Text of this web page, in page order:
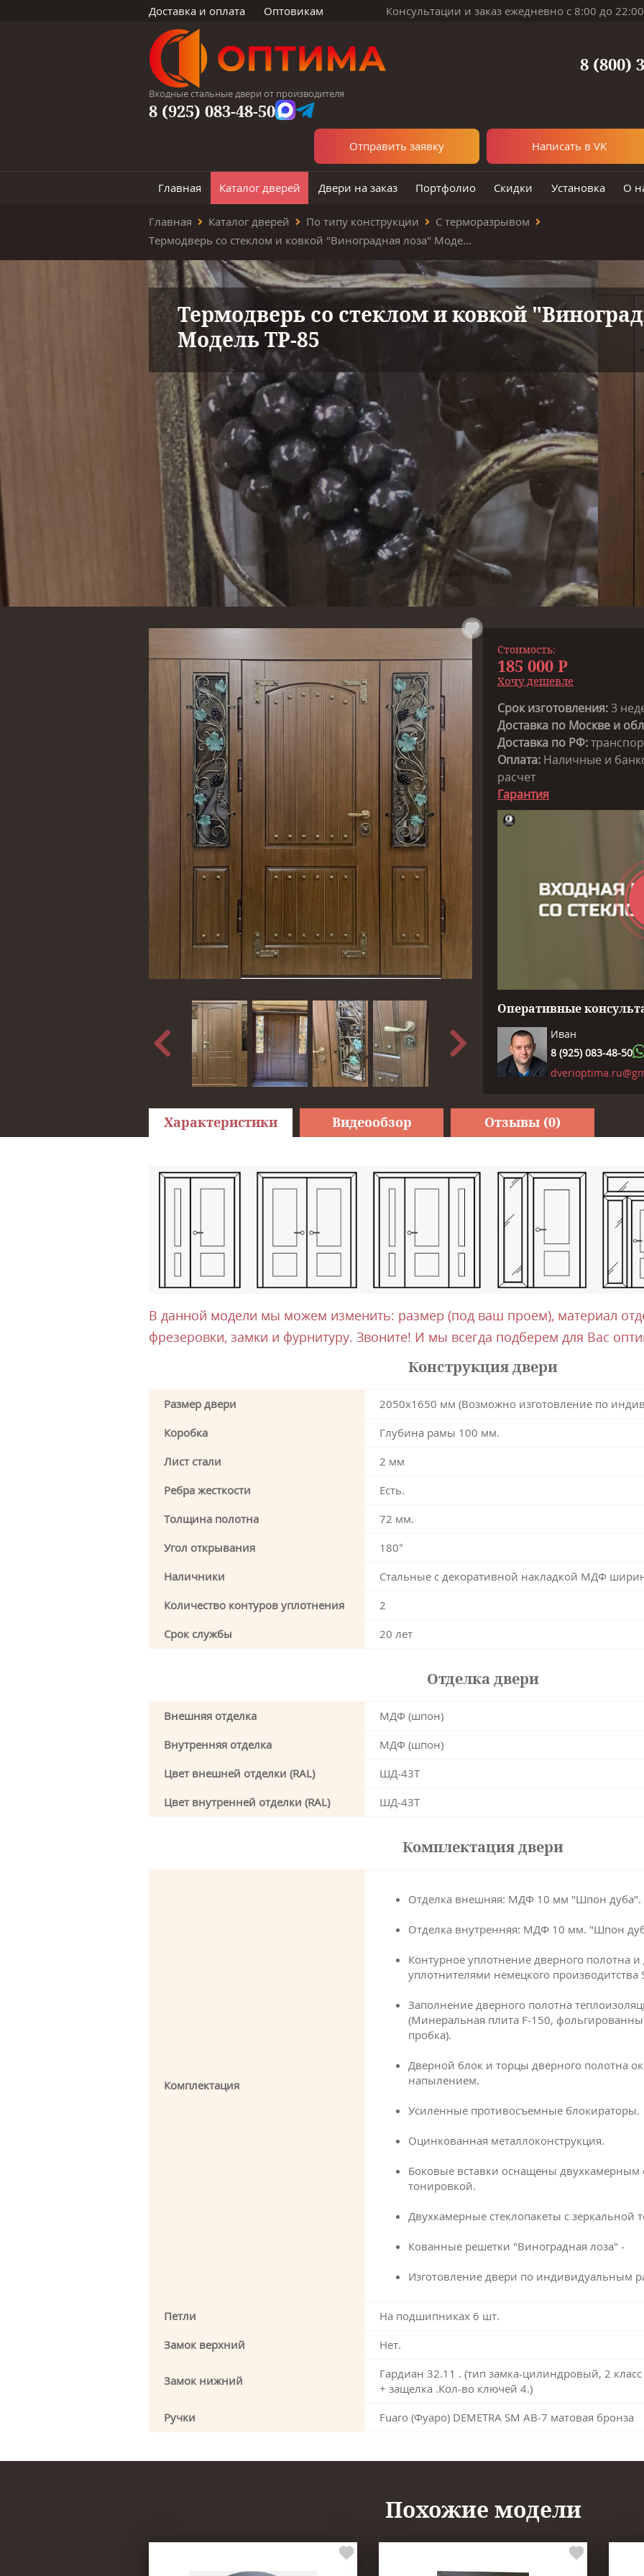
Доставка и оплата Оптовикам Консультации и заказ ежедневно с 8:00 до 22:00
Входные стальные двери от производителя
8 (800)
8 (925) 083-48-50
Отправить заявку Написать в VK
Главная Каталог дверей Двери на заказ Портфолио Скидки Установка О
Главная Каталог дверей По типу конструкции
С терморазрывом
Термодверь со стеклом и ковкой "Виноградная лоза" Модель ТР-85 ТР-85
Термодверь со стеклом и ковкой
Модель ТР-85
Стоимость:
185 000 Р
Хочу дешевле
Срок изготовления:3
Доставка по Москве и
Доставка по РФ:
Оплата: Наличные и
расчет
Гарантия
Оперативные
Иван
8 (925) 083-48-50
Характеристики Видеообзор Отзывы (0)
В данной модели мы можем изменить: размер (под ваш проем), материал
фрезеровки, замки и фурнитуру. Звоните! И мы всегда подберем для Вас
Конструкция двери
Размер двери
2050х1650 мм (Возможно изготовление по
Коробка
Глубина рамы 100 мм.
Лист стали
2 мм
Ребра жесткости
Есть.
Толщина полотна
72 мм.
Угол открывания
180°
Наличники
Стальные с декоративной накладкой МДФ
Количество контуров уплотнения
2
Срок службы
20 лет
Отделка двери
Внешняя отделка
МДФ (шпон)
Внутренняя отделка
МДФ (шпон)
Цвет внешней отделки (RAL)
ШД-43Т
Цвет внутренней отделки (RAL)
ШД-43Т
Комплектация двери
Комплектация
Отделка внешняя: МДФ 10 мм "Шпон дуба".
Отделка внутренняя: МДФ 10 мм. "Шпон
Контурное уплотнение дверного полотна
уплотнителями немецкого производитства
Заполнение дверного полотна
(Минеральная плита F-150,
пробка).
Дверной блок и торцы дверного полотна
напылением.
Усиленные противосъемные блокираторы.
Оцинкованная металлоконструкция.
Боковые вставки оснащены двухкамерным
тонировкой.
Двухкамерные стеклопакеты с зеркальной
Кованные решетки "Виноградная лоза" -
Изготовление двери по индивидуальным
Петли
На подшипниках 6 шт.
Замок верхний
Нет.
Замок нижний
Гардиан 32.11 . (тип замка-цилиндровый, 2
+ защелка .Кол-во ключей 4.)
Ручки
Fuaro (Фуаро) DEMETRA SM AB-7 матовая бронза
Похожие модели